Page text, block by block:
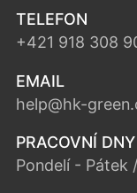
TELEFON
+421 918 308
EMAIL
help@hk-
PRACOVNÍ
Pondelí - Pátek